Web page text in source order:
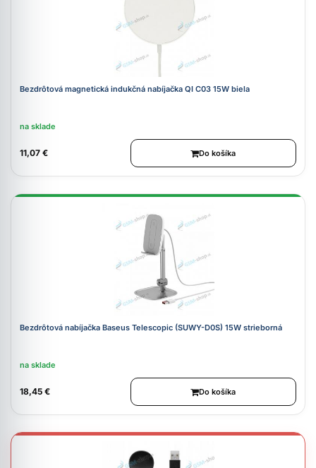
Bezdrôtová magnetická indukčná nabíjačka QI C03 15W biela
na sklade
11,07 € Do košíka
Bezdrôtová nabíjačka Baseus Telescopic (SUWY-D0S) 15W strieborná
na sklade
18,45 € Do košíka